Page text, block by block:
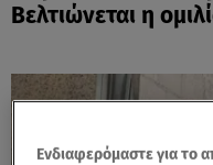
Βελτιώνεται η
Ενδιαφερόμαστε για το